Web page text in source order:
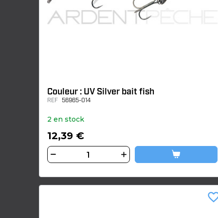
Couleur : UV Silver bait fish
REF 56965-014
2 en stock
12,39 €